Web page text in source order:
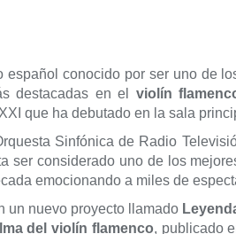
español conocido por ser uno de
destacadas en el violín
que ha debutado en la sala
Sinfónica de Radio
ser considerado uno de los
emocionando a miles de
un nuevo proyecto llamado
del violín flamenco, publicado